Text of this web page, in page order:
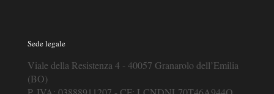
Sede legale
Viale della Resistenza 4 - 40057 Granarolo dell’Emilia
(BO)